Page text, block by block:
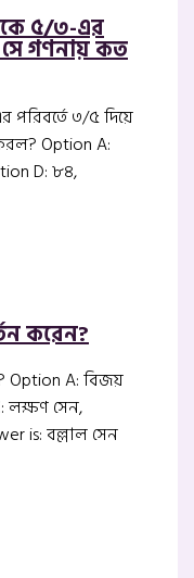
৫/৩-এর
গণনায় কত
৩/৫ দিয়ে
Option A:
D: ৮৪,
করেন?
Option A: বিজয়
লক্ষণ সেন,
is: বল্লাল সেন